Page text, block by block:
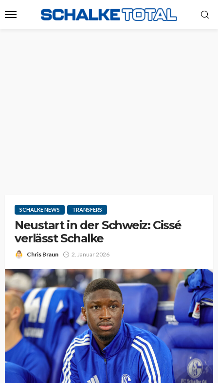
SCHALKE NEWS TRANSFERS
Neustart in der Schweiz: Cissé
verlässt Schalke
Chris Braun 2. Januar 2026